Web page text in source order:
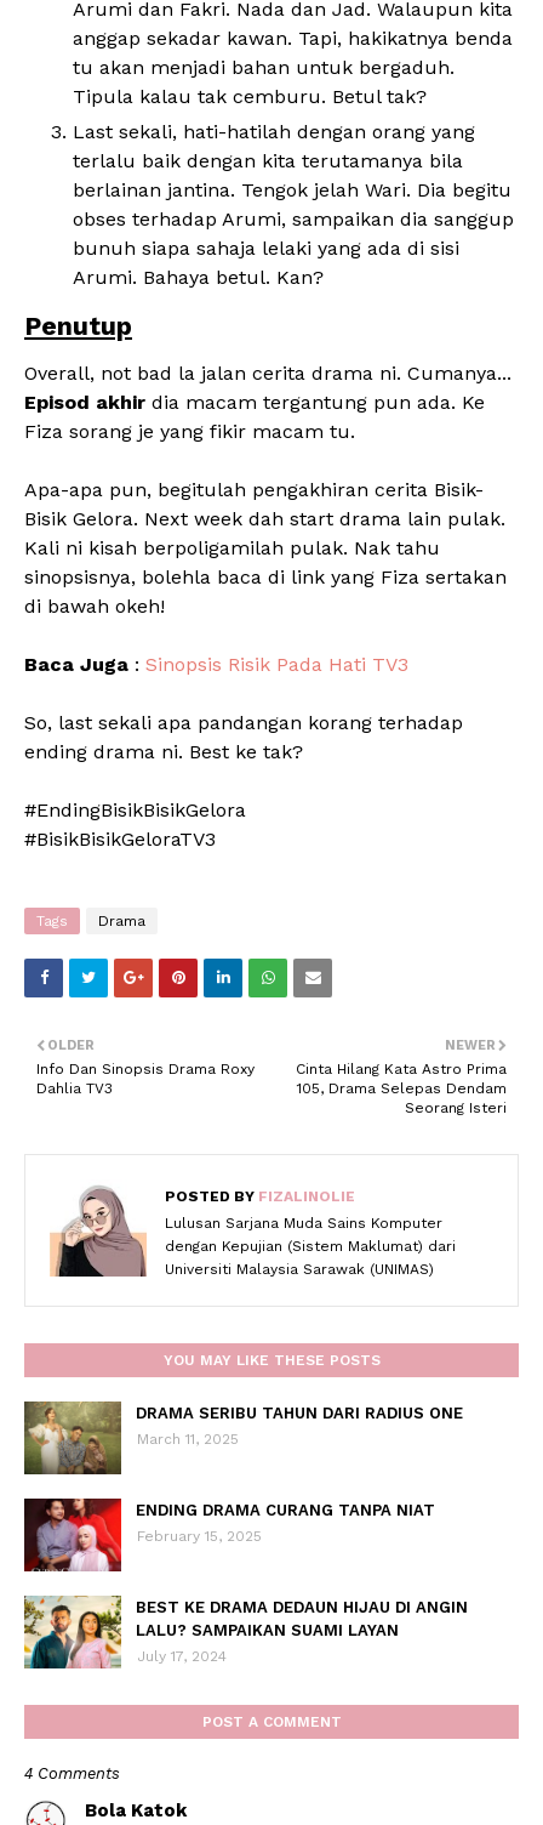
Arumi dan Fakri. Nada dan Jad. Walaupun kita
anggap sekadar kawan. Tapi, hakikatnya benda
tu akan menjadi bahan untuk bergaduh.
Tipula kalau tak cemburu. Betul tak?
Last sekali, hati-hatilah dengan orang yang
terlalu baik dengan kita terutamanya bila
berlainan jantina. Tengok jelah Wari. Dia begitu
obses terhadap Arumi, sampaikan dia sanggup
bunuh siapa sahaja lelaki yang ada di sisi
Arumi. Bahaya betul. Kan?
Penutup
Overall, not bad la jalan cerita drama ni. Cumanya...
Episod akhir dia macam tergantung pun ada. Ke
Fiza sorang je yang fikir macam tu.
Apa-apa pun, begitulah pengakhiran cerita Bisik-
Bisik Gelora. Next week dah start drama lain pulak.
Kali ni kisah berpoligamilah pulak. Nak tahu
sinopsisnya, bolehla baca di link yang Fiza sertakan
di bawah okeh!
Baca Juga : Sinopsis Risik Pada Hati TV3
So, last sekali apa pandangan korang terhadap
ending drama ni. Best ke tak?
#EndingBisikBisikGelora
#BisikBisikGeloraTV3
Tags Drama
NEWER
Cinta Hilang Kata Astro Prima
105, Drama Selepas Dendam
Seorang Isteri
OLDER
Info Dan Sinopsis Drama Roxy
Dahlia TV3
POSTED BY FIZALINOLIE
Lulusan Sarjana Muda Sains Komputer
dengan Kepujian (Sistem Maklumat) dari
Universiti Malaysia Sarawak (UNIMAS)
YOU MAY LIKE THESE POSTS
DRAMA SERIBU TAHUN DARI RADIUS ONE
March 11, 2025
ENDING DRAMA CURANG TANPA NIAT
February 15, 2025
BEST KE DRAMA DEDAUN HIJAU DI ANGIN
LALU? SAMPAIKAN SUAMI LAYAN
July 17, 2024
POST A COMMENT
4 Comments
Bola Katok